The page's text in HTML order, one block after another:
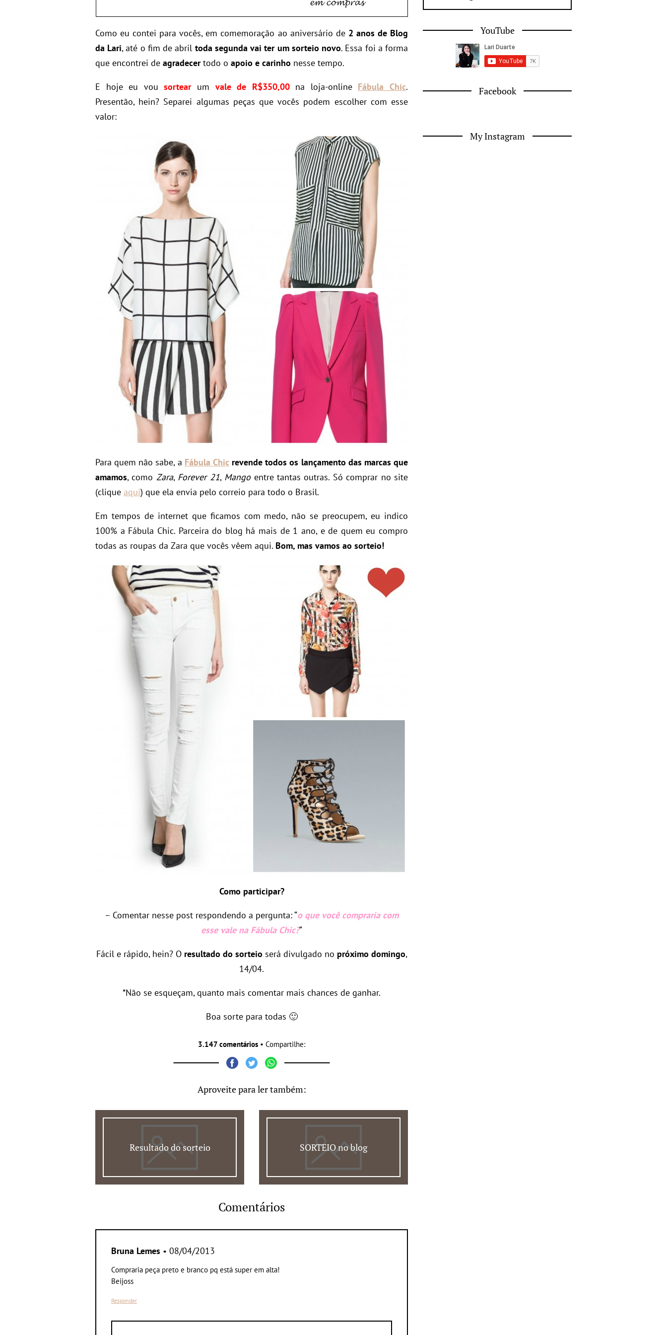
Como eu contei para vocês, em comemoração ao aniversário de2 anos de Blog
da Lari, até o fim de abril toda segunda vai ter um sorteio novo. Essa foi a forma
que encontrei de agradecertodo o apoio e carinho nesse tempo.
E hoje eu vousortear um vale de R$350,00na loja-online Fábula Chic.
Presentão, hein? Separei algumas peças que vocês podem escolher com esse
valor:
Para quem não sabe, a Fábula Chic revende todos os lançamento das marcas que
amamos, como Zara, Forever 21, Mangoentre tantas outras. Só comprar no site
(clique aqui) que ela envia pelo correio para todo o Brasil.
Em tempos de internet que ficamos com medo, não se preocupem, eu indico
100% a Fábula Chic. Parceira do blog há mais de 1 ano, e de quem eu compro
todas as roupas da Zara que vocês vêem aqui. Bom, mas vamos ao sorteio!
Como participar?
– Comentar nesse post respondendo a pergunta: “o que você compraria com
esse vale na Fábula Chic?“
Fácil e rápido, hein? O resultado do sorteio será divulgado no próximo domingo,
14/04.
*Não se esqueçam, quanto mais comentar mais chances de ganhar.
Boa sorte para todas 🙂
3.147 comentários • Compartilhe:
Aproveite para ler também:
Resultado do sorteio SORTEIO no blog
Comentários
Bruna Lemes • 08/04/2013
Compraria peça preto e branco pq está super em alta!
Beijoss
Responder
YouTube
Facebook
My Instagram